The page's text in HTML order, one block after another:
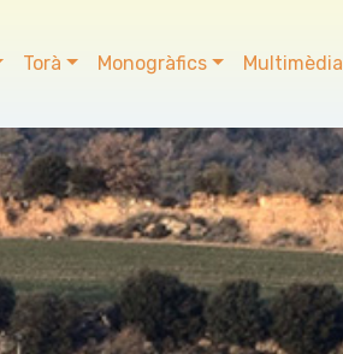
Torà Monogràfics Multimèdia